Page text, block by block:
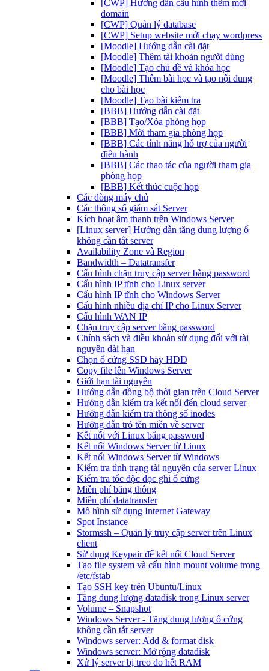
[CWP] Hướng dẫn cấu hình thêm mới
domain
[CWP] Quản lý database
[CWP] Setup website mới chạy wordpress
[Moodle] Hướng dẫn cài đặt
[Moodle] Thêm tài khoản người dùng
[Moodle] Tạo chủ đề và khóa học
[Moodle] Thêm bài học và tạo nội dung
cho bài học
[Moodle] Tạo bài kiểm tra
[BBB] Hướng dẫn cài đặt
[BBB] Tạo/Xóa phòng họp
[BBB] Mời tham gia phòng họp
[BBB] Các tính năng hỗ trợ của người
điều hành
[BBB] Các thao tác của người tham gia
phòng họp
[BBB] Kết thúc cuộc họp
Các dòng máy chủ
Các thông số giám sát Server
Kích hoạt âm thanh trên Windows Server
[Linux server] Hướng dẫn tăng dung lượng ổ
không cần tắt server
Availability Zone và Region
Bandwidth – Datatransfer
Cấu hình chặn truy cập server bằng password
Cấu hình IP tĩnh cho Linux server
Cấu hình IP tĩnh cho Windows Server
Cấu hình nhiều địa chỉ IP cho Linux Server
Cấu hình WAN IP
Chặn truy cập server bằng password
Chính sách và điều khoản sử dụng đối với tài
nguyên dài hạn
Chọn ổ cứng SSD hay HDD
Copy file lên Windows Server
Giới hạn tài nguyên
Hướng dẫn đồng bộ thời gian trên Cloud Server
Hướng dẫn kiểm tra kết nối đến cloud server
Hướng dẫn kiểm tra thông số inodes
Hướng dẫn trỏ tên miền về server
Kết nối với Linux bằng password
Kết nối Windows Server từ Linux
Kết nối Windows Server từ Windows
Kiểm tra tình trạng tài nguyên của server Linux
Kiểm tra tốc độc đọc ghi ổ cứng
Miễn phí băng thông
Miễn phí datatransfer
Mô hình sử dụng Internet Gateway
Spot Instance
Stormssh – Quản lý truy cập server trên Linux
client
Sử dụng Keypair để kết nối Cloud Server
Tạo file system và cấu hình mount volume trong
/etc/fstab
Tạo SSH key trên Ubuntu/Linux
Tăng dung lượng datadisk trong Linux server
Volume – Snapshot
Windows Server - Tăng dung lượng ổ cứng
không cần tắt server
Windows server: Add & format disk
Windows server: Mở rộng datadisk
Xử lý server bị treo do hết RAM